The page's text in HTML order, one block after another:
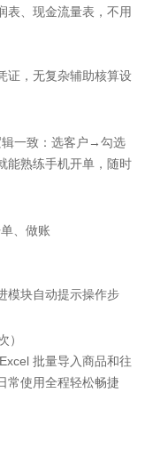
表、现金流量表，不用
证，无复杂辅助核算设
辑一致：选客户→勾选
能熟练手机开单，随时
、做账
模块自动提示操作步
）
批量导入商品和往
常使用全程轻松畅捷